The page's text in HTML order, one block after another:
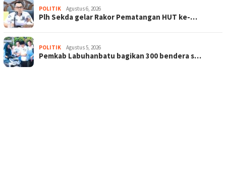
POLITIK Agustus 6, 2026
Plh Sekda gelar Rakor Pematangan HUT ke-…
POLITIK Agustus 5, 2026
Pemkab Labuhanbatu bagikan 300 bendera s…